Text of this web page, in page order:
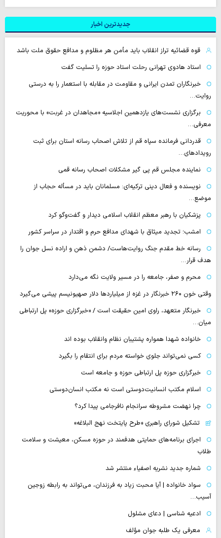
جدیدترین اخبار
قوه قضائیه تراز انقلاب باید مأمن هر مظلوم و مدافع حقوق ملت باشد
استاد هادوی تهرانی رحلت استاد حوزه را تسلیت گفت
خبرنگاران تمدن ایرانی و مقاومت در مقابله با استعمار را به درستی
روایت…
برگزاری نشست‌های یازدهمین اجلاسیه «مجاهدان در غربت» با محوریت
معرفی…
قدردانی فرمانده سپاه قم از تلاش اصحاب رسانه استان برای ثبت
رویدادهای…
نماینده مجلس قم پی گیر مشکلات اصحاب رسانه قمی
نویسنده و فعال دینی ترکیه‌ای: مسلمانان باید در مسأله حجاب از
موضع…
پزشکیان با رهبر معظم انقلاب اسلامی دیدار و گفت‌وگو کرد
امشب؛ تجدید میثاق با شهدای مدافع حرم و اقتدار در سراسر کشور
رسانه‌ خط مقدم جنگ روایت‌هاست/ دشمن ذهن و اراده نسل جوان را
هدف قرار…
محرم و صفر، جامعه را در مسیر ولایت نگه می‌دارد
وقتی خون ۲۶۰ خبرنگار در غزه از میلیاردها دلار صهیونیسم پیشی می‌گیرد
خبرنگار متعهد، راوی امین حقیقت است / «خبرگزاری حوزه» پل ارتباطی
میان…
خانواده شهدا همواره پشتیبان نظام وانقلاب بوده اند
کسی نمی‌تواند جلوی خواسته مردم برای انتقام را بگیرد
خبرگزاری حوزه پل ارتباطی حوزه و جامعه است
اسلام مکتب انسانیت‌دوستی است نه مکتب انسان‌دوستی
چرا نهضت مشروطه سرانجام نافرجامی پیدا کرد؟
تشکیل شورای راهبری «طرح پایتخت نهج البلاغه»
اجرای برنامه‌های حمایتی هدفمند در حوزه مسکن، معیشت و سلامت
طلاب
شماره جدید نشریه اصفیاء منتشر شد
سواد خانواده | آیا محبت زیاد به فرزندان، می‌تواند به رابطه زوجین
آسیب…
ادعیه شناسی | دعای مشلول
معرفی یک طلبه جوان مؤلف